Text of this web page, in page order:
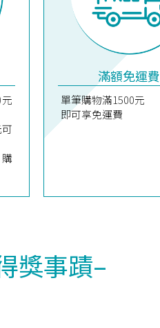
滿額免運費
單筆購物滿1500元
即可享免運費
獎事蹟–